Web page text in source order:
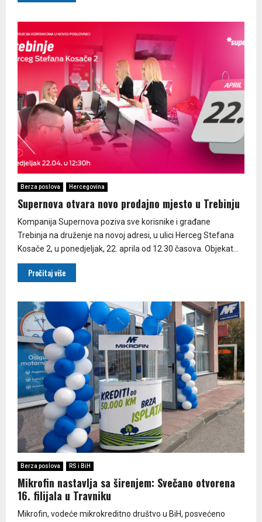
Berza poslova Hercegovina
Supernova otvara novo prodajno mjesto u Trebinju
Kompanija Supernova poziva sve korisnike i građane
Trebinja na druženje na novoj adresi, u ulici Herceg Stefana
Kosače 2, u ponedjeljak, 22. aprila od 12.30 časova. Objekat...
Pročitaj više
Berza poslova RS i BiH
Mikrofin nastavlja sa širenjem: Svečano otvorena
16. filijala u Travniku
Mikrofin, vodeće mikrokreditno društvo u BiH, posvećeno